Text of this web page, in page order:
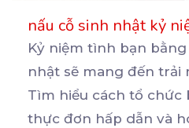
nấu cỗ sinh nhật kỷ
Kỷ niệm tình bạn
nhật sẽ mang đến trải
Tìm hiểu cách tổ chức
thực đơn hấp dẫn và